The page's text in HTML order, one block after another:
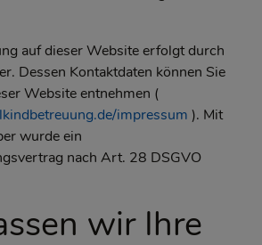
auf dieser Website erfolgt durch
Dessen Kontaktdaten können Sie
Website entnehmen (
impressum ). Mit
wurde ein
nach Art. 28 DSGVO
wir Ihre